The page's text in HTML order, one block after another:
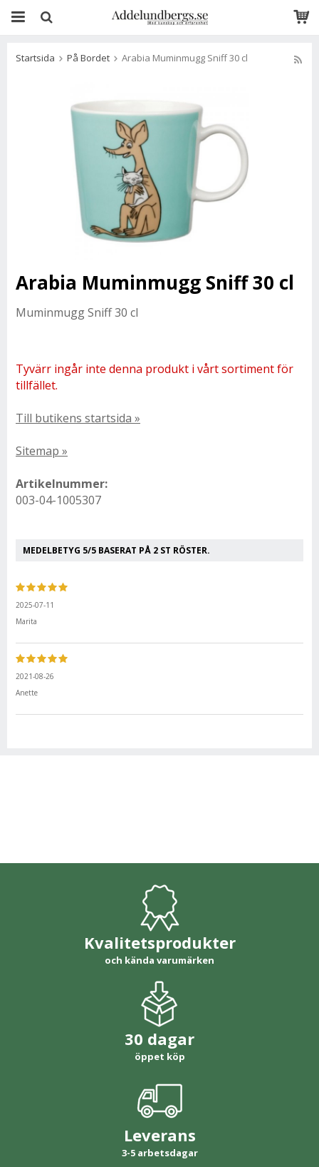
Startsida På Bordet Arabia Muminmugg Sniff 30 cl
Arabia Muminmugg Sniff 30 cl
Muminmugg Sniff 30 cl
Tyvärr ingår inte denna produkt i vårt sortiment för
tillfället.
Till butikens startsida »
Sitemap »
Artikelnummer:
003-04-1005307
MEDELBETYG 5/5 BASERAT PÅ 2 ST RÖSTER.
2025-07-11
Marita
2021-08-26
Anette
Kvalitetsprodukter
och kända varumärken
30 dagar
öppet köp
Leverans
3-5 arbetsdagar